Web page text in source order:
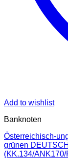
Add to wishlist
Banknoten
Österreichisch-
grünen
(KK.134/ANK170/